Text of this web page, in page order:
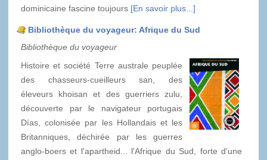
dominicaine fascine toujours [En savoir plus...]
Bibliothèque du voyageur: Afrique du Sud
Bibliothèque du voyageur
Histoire et société Terre australe peuplée
des chasseurs-cueilleurs san, des
éleveurs khoisan et des guerriers zulu,
découverte par le navigateur portugais
Días, colonisée par les Hollandais et les
Britanniques, déchirée par les guerres
anglo-boers et l'apartheid... l'Afrique du Sud, forte d'une